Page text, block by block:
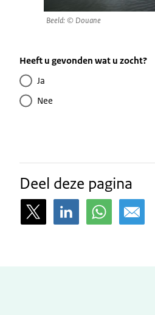
Beeld: © Douane
Heeft u gevonden wat u zocht?
Ja
Nee
Deel deze pagina